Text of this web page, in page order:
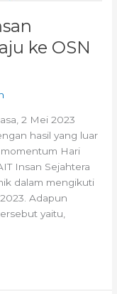
ke OSN
2 Mei 2023
hasil yang luar
momentum Hari
Insan Sejahtera
dalam mengikuti
Adapun
yaitu,